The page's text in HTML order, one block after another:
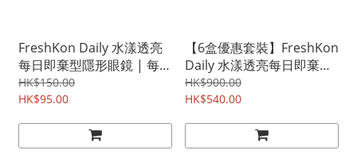
FreshKon Daily 水漾透亮
每日即棄型隱形眼鏡 | 每盒
30片裝
HK$150.00
HK$95.00
【6盒優惠套裝】FreshKon
Daily 水漾透亮每日即棄型
隱形眼鏡 | 每盒30片裝 |
平均每盒HK$90
HK$900.00
HK$540.00